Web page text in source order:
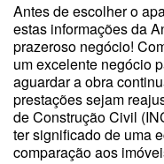
Antes de escolher o
estas informações da
prazeroso negócio!
um excelente negócio
aguardar a obra
prestações sejam
de Construção Civil
ter significado de uma
comparação aos